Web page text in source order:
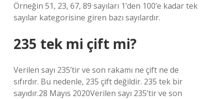
Örneğin 51, 23, 67, 89 sayıları 1’den 100’e kadar tek
sayılar kategorisine giren bazı sayılardır.
235 tek mi çift mi?
Verilen sayı 235’tir ve son rakamı ne çift ne de
sıfırdır. Bu nedenle, 235 çift değildir. 235 tek bir
sayıdır.28 Mayıs 2020Verilen sayı 235’tir ve son